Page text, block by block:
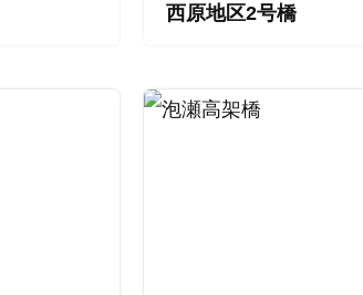
西原地区2号橋